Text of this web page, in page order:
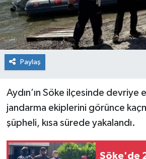
Paylaş
Aydın’ın Söke ilçesinde devriye
jandarma ekiplerini görünce
şüpheli, kısa sürede yakalandı.
Söke'de